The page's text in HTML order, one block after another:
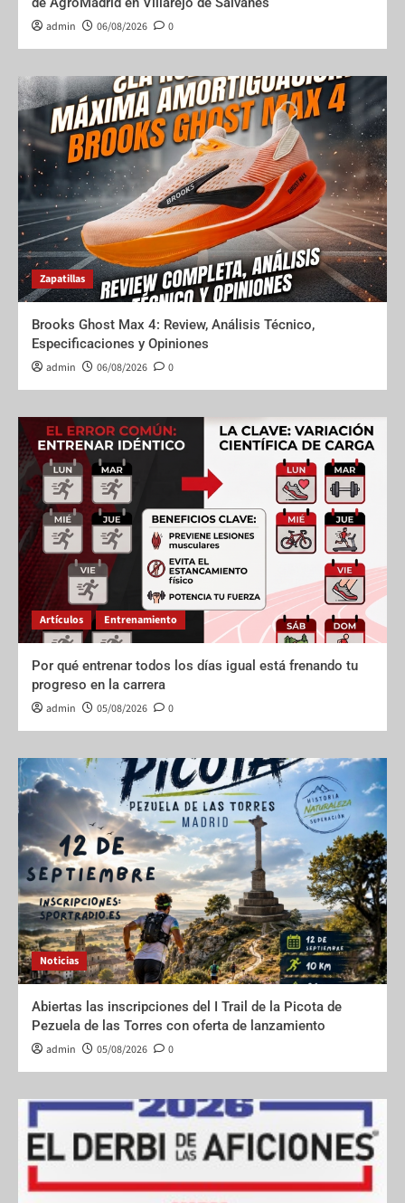
admin 06/08/2026 0
Zapatillas
Brooks Ghost Max 4: Review, Análisis Técnico,
Especificaciones y Opiniones
admin 06/08/2026 0
Artículos Entrenamiento
Por qué entrenar todos los días igual está frenando tu
progreso en la carrera
admin 05/08/2026 0
Noticias
Abiertas las inscripciones del I Trail de la Picota de
Pezuela de las Torres con oferta de lanzamiento
admin 05/08/2026 0